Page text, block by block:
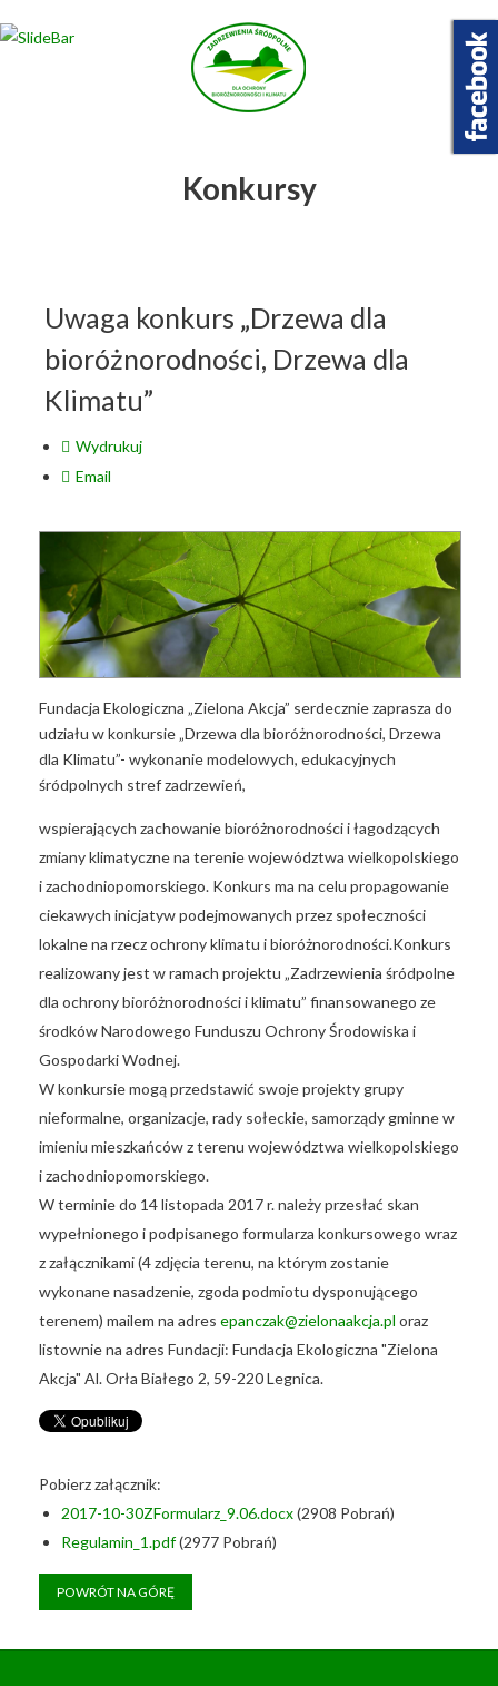
Konkursy
Uwaga konkurs „Drzewa dla
bioróżnorodności, Drzewa dla
Klimatu”
Wydrukuj
Email
Fundacja Ekologiczna „Zielona Akcja” serdecznie zaprasza do
udziału w konkursie „Drzewa dla bioróżnorodności, Drzewa
dla Klimatu”- wykonanie modelowych, edukacyjnych
śródpolnych stref zadrzewień,
wspierających zachowanie bioróżnorodności i łagodzących
zmiany klimatyczne na terenie województwa wielkopolskiego
i zachodniopomorskiego. Konkurs ma na celu propagowanie
ciekawych inicjatyw podejmowanych przez społeczności
lokalne na rzecz ochrony klimatu i bioróżnorodności.Konkurs
realizowany jest w ramach projektu „Zadrzewienia śródpolne
dla ochrony bioróżnorodności i klimatu” finansowanego ze
środków Narodowego Funduszu Ochrony Środowiska i
Gospodarki Wodnej.
W konkursie mogą przedstawić swoje projekty grupy
nieformalne, organizacje, rady sołeckie, samorządy gminne w
imieniu mieszkańców z terenu województwa wielkopolskiego
i zachodniopomorskiego.
W terminie do 14 listopada 2017 r. należy przesłać skan
wypełnionego i podpisanego formularza konkursowego wraz
z załącznikami (4 zdjęcia terenu, na którym zostanie
wykonane nasadzenie, zgoda podmiotu dysponującego
terenem) mailem na adres epanczak@zielonaakcja.pl oraz
listownie na adres Fundacji: Fundacja Ekologiczna "Zielona
Akcja" Al. Orła Białego 2, 59-220 Legnica.
Pobierz załącznik:
2017-10-30ZFormularz_9.06.docx(2908 Pobrań)
Regulamin_1.pdf(2977 Pobrań)
POWRÓT NA GÓRĘ
Wybierz projekt
który Cię interesuje